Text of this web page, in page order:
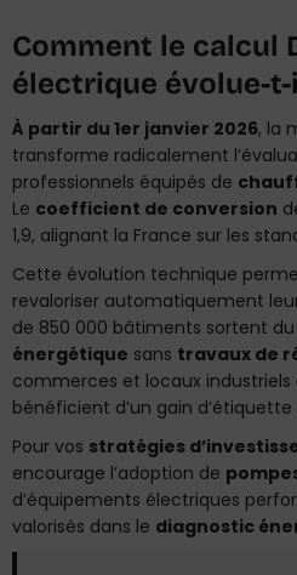
Comment le calcul
électrique évolue-t-
À partir du 1er janvier 2026, la
transforme radicalement
professionnels équipés de
Le coefficient de conversion
1,9, alignant la France sur les
Cette évolution technique
revaloriser automatiquement
de 850 000 bâtiments sortent
énergétique sans travaux de
commerces et locaux
bénéficient d’un gain
Pour vos stratégies
encourage l’adoption de
d’équipements électriques
valorisés dans le diagnostic